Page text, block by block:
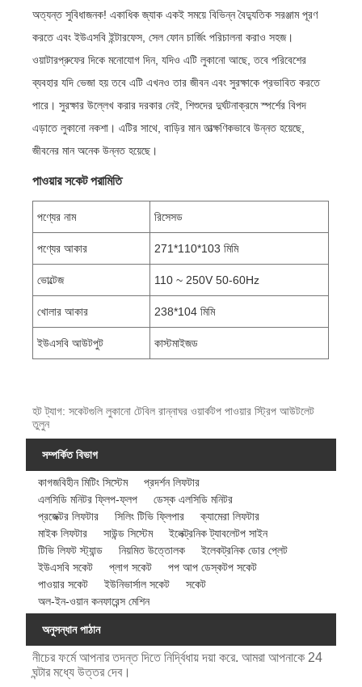
অত্যন্ত সুবিধাজনক! একাধিক জ্যাক একই সময়ে বিভিন্ন বৈদ্যুতিক সরঞ্জাম পূরণ
করতে এবং ইউএসবি ইন্টারফেস, সেল ফোন চার্জিং পরিচালনা করাও সহজ।
ওয়াটারপ্রুফের দিকে মনোযোগ দিন, যদিও এটি লুকানো আছে, তবে পরিবেশের
ব্যবহার যদি ভেজা হয় তবে এটি এখনও তার জীবন এবং সুরক্ষাকে প্রভাবিত করতে
পারে। সুরক্ষার উল্লেখ করার দরকার নেই, শিশুদের দুর্ঘটনাক্রমে স্পর্শের বিপদ
এড়াতে লুকানো নকশা। এটির সাথে, বাড়ির মান তাত্ক্ষণিকভাবে উন্নত হয়েছে,
জীবনের মান অনেক উন্নত হয়েছে।
পাওয়ার সকেট পরামিতি
পণ্যের নাম রিসেসড
পণ্যের আকার 271*110*103 মিমি
ভোল্টেজ 110 ~ 250V 50-60Hz
খোলার আকার 238*104 মিমি
ইউএসবি আউটপুট কাস্টমাইজড
হট ট্যাগ: সকেটগুলি লুকানো টেবিল রান্নাঘর ওয়ার্কটপ পাওয়ার স্ট্রিপ আউটলেট
তুলুন
সম্পর্কিত বিভাগ
কাগজবিহীন মিটিং সিস্টেম
প্রদর্শন লিফটার
এলসিডি মনিটর ফ্লিপ-ফ্লপ
ডেস্ক এলসিডি মনিটর
প্রজেক্টর লিফটার
সিলিং টিভি ফ্লিপার
ক্যামেরা লিফটার
মাইক লিফটার
সাউন্ড সিস্টেম
ইলেক্ট্রনিক ট্যাবলেটপ সাইন
টিভি লিফট স্ট্যান্ড
নিয়মিত উত্তোলক
ইলেকট্রনিক ডোর প্লেট
ইউএসবি সকেট
প্লাগ সকেট
পপ আপ ডেস্কটপ সকেট
পাওয়ার সকেট
ইউনিভার্সাল সকেট
সকেট
অল-ইন-ওয়ান কনফারেন্স মেশিন
অনুসন্ধান পাঠান
নীচের ফর্মে আপনার তদন্ত দিতে নির্দ্বিধায় দয়া করে. আমরা আপনাকে 24
ঘন্টার মধ্যে উত্তর দেব।